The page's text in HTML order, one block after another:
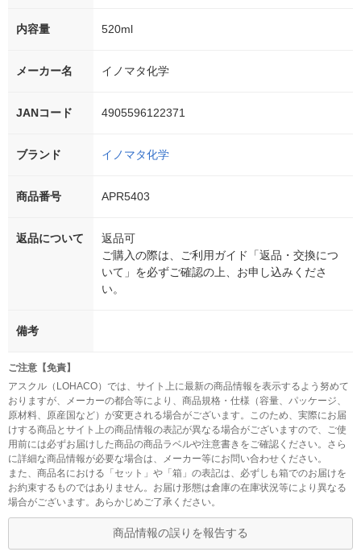
内容量 520ml
メーカー名 イノマタ化学
JANコード 4905596122371
ブランド イノマタ化学
商品番号 APR5403
返品について
返品可
ご購入の際は、ご利用ガイド「返品・交換につ
いて」を必ずご確認の上、お申し込みくださ
い。
備考
ご注意【免責】
アスクル（LOHACO）では、サイト上に最新の商品情報を表示するよう努めて
おりますが、メーカーの都合等により、商品規格・仕様（容量、パッケージ、
原材料、原産国など）が変更される場合がございます。このため、実際にお届
けする商品とサイト上の商品情報の表記が異なる場合がございますので、ご使
用前には必ずお届けした商品の商品ラベルや注意書きをご確認ください。さら
に詳細な商品情報が必要な場合は、メーカー等にお問い合わせください。
また、商品名における「セット」や「箱」の表記は、必ずしも箱でのお届けを
お約束するものではありません。お届け形態は倉庫の在庫状況等により異なる
場合がございます。あらかじめご了承ください。
商品情報の誤りを報告する